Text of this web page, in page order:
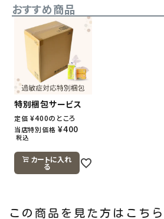
おすすめ商品
特別梱包サービス
定価 ¥400のところ
当店特別価格 ¥400
税込
カートに入れ
る
この商品を見た方はこち